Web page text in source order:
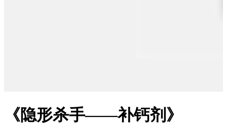
《隐形杀手——补钙剂》